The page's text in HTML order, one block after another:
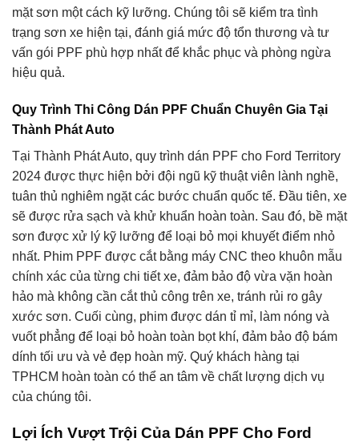
mặt sơn một cách kỹ lưỡng. Chúng tôi sẽ kiểm tra tình
trạng sơn xe hiện tại, đánh giá mức độ tổn thương và tư
vấn gói PPF phù hợp nhất để khắc phục và phòng ngừa
hiệu quả.
Quy Trình Thi Công Dán PPF Chuẩn Chuyên Gia Tại
Thành Phát Auto
Tại Thành Phát Auto, quy trình dán PPF cho Ford Territory
2024 được thực hiện bởi đội ngũ kỹ thuật viên lành nghề,
tuân thủ nghiêm ngặt các bước chuẩn quốc tế. Đầu tiên, xe
sẽ được rửa sạch và khử khuẩn hoàn toàn. Sau đó, bề mặt
sơn được xử lý kỹ lưỡng để loại bỏ mọi khuyết điểm nhỏ
nhất. Phim PPF được cắt bằng máy CNC theo khuôn mẫu
chính xác của từng chi tiết xe, đảm bảo độ vừa vặn hoàn
hảo mà không cần cắt thủ công trên xe, tránh rủi ro gây
xước sơn. Cuối cùng, phim được dán tỉ mỉ, làm nóng và
vuốt phẳng để loại bỏ hoàn toàn bọt khí, đảm bảo độ bám
dính tối ưu và vẻ đẹp hoàn mỹ. Quý khách hàng tại
TPHCM hoàn toàn có thể an tâm về chất lượng dịch vụ
của chúng tôi.
Lợi Ích Vượt Trội Của Dán PPF Cho Ford